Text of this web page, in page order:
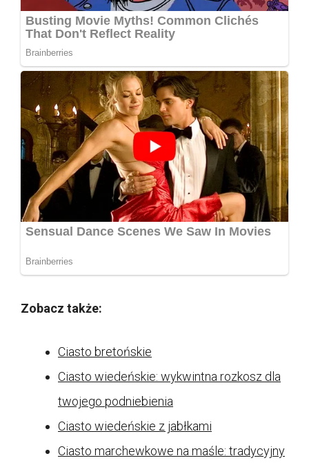
Zobacz także:
Ciasto bretońskie
Ciasto wiedeńskie: wykwintna rozkosz dla
twojego podniebienia
Ciasto wiedeńskie z jabłkami
Ciasto marchewkowe na maśle: tradycyjny